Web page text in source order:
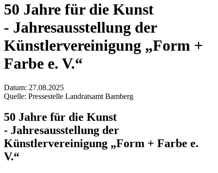
50 Jahre für die Kunst
- Jahresausstellung der
Künstlervereinigung „Form +
Farbe e. V.“
Datum: 27.08.2025
Quelle: Pressestelle Landratsamt Bamberg
50 Jahre für die Kunst
- Jahresausstellung der
Künstlervereinigung „Form + Farbe e.
V.“